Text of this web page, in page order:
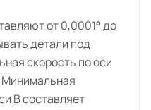
от 0,0001° до
детали под
скорость по оси
Минимальная
B составляет